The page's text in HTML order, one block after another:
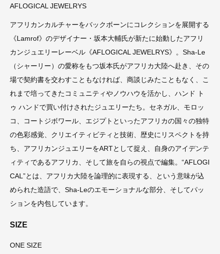
AFLOGICAL JEWELRYS
アフリカンカルチャーをバックボーンにコレクションを展開する
《Lamrof》のデザイナー・坂本大輔氏が新たに始動したアフリ
カンジュエリーレーベル《AFLOGICAL JEWELRYS》。Sha-Le
（シャーリー）の愛称をもつ坂本氏がアフリカ大陸へ赴き、その
場で契約書を交わすこともなければ、商談じみたこともなく、こ
れまで培ってきたコミュニティやノウハウを活かし、ハンド ト
ゥ ハンドで買い付けされたジュエリーたち。セネガル、モロッ
コ、コートジボワール、エジプトといったアフリカの国々の独特
の色彩感覚、クリエイティビティと技術、歴史にリスペクトを持
ち、アフリカンジュエリーをARTとして捉え、自身のアイデンテ
ィティであるアフリカ、そして旅を自らの視点で編集。“AFLOGI
CAL”とは、アフリカ大陸を論理的に表現する、という意味が込
められた造語で、Sha-Leのエモーショナルな部分、そしてパッ
ションを内包しています。
SIZE
ONE SIZE